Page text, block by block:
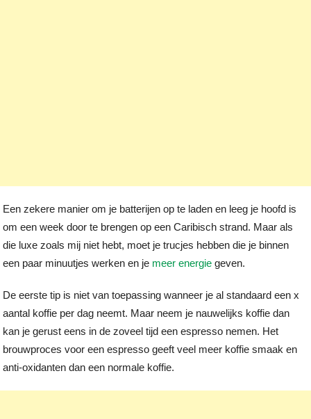
Een zekere manier om je batterijen op te laden en leeg je hoofd is
om een week door te brengen op een Caribisch strand. Maar als
die luxe zoals mij niet hebt, moet je trucjes hebben die je binnen
een paar minuutjes werken en je meer energiegeven.
De eerste tip is niet van toepassing wanneer je al standaard een x
aantal koffie per dag neemt. Maar neem je nauwelijks koffie dan
kan je gerust eens in de zoveel tijd een espresso nemen. Het
brouwproces voor een espresso geeft veel meer koffie smaak en
anti-oxidanten dan een normale koffie.